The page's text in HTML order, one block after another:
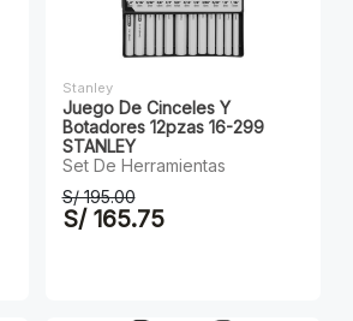
Stanley
Juego De Cinceles Y
Botadores 12pzas 16-299
STANLEY
Set De Herramientas
S/ 195.00
S/ 165.75